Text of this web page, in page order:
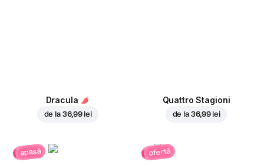
Dracula
de la 36,99 lei
Quattro Stagioni
de la 36,99 lei
apasă ofertă